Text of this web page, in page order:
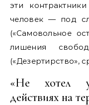
эти
человек — под
(«Самовольное
лишения
(«Дезертирство»,
«Не хотел
действиях на